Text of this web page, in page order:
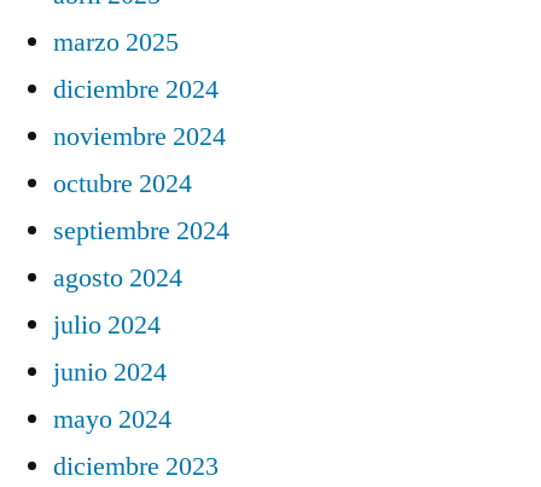
marzo 2025
diciembre 2024
noviembre 2024
octubre 2024
septiembre 2024
agosto 2024
julio 2024
junio 2024
mayo 2024
diciembre 2023